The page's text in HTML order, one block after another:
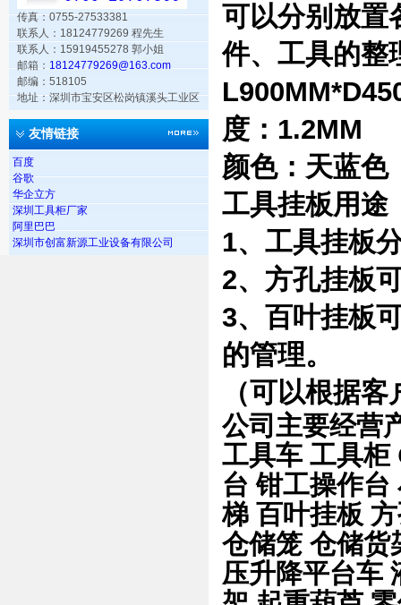
传真：0755-27533381
联系人：18124779269 程先生
联系人：15919455278 郭小姐
邮箱：18124779269@163.com
邮编：518105
地址：深圳市宝安区松岗镇溪头工业区
友情链接
百度
谷歌
华企立方
深圳工具柜厂家
阿里巴巴
深圳市创富新源工业设备有限公司
可以分别放置
件、工具的整
度：1.2MM
颜色：天蓝色
工具挂板用途
1、工具挂板
2、方孔挂板
3、百叶挂板
的管理。
（可以根据
公司主要经营
工具车 工具柜
台 钳工操作台
梯 百叶挂板
仓储笼 仓储货
压升降平台车